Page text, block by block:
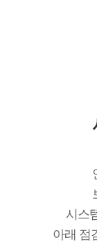
시스
아래 점